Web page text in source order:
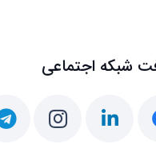
شبکه اجتماعی